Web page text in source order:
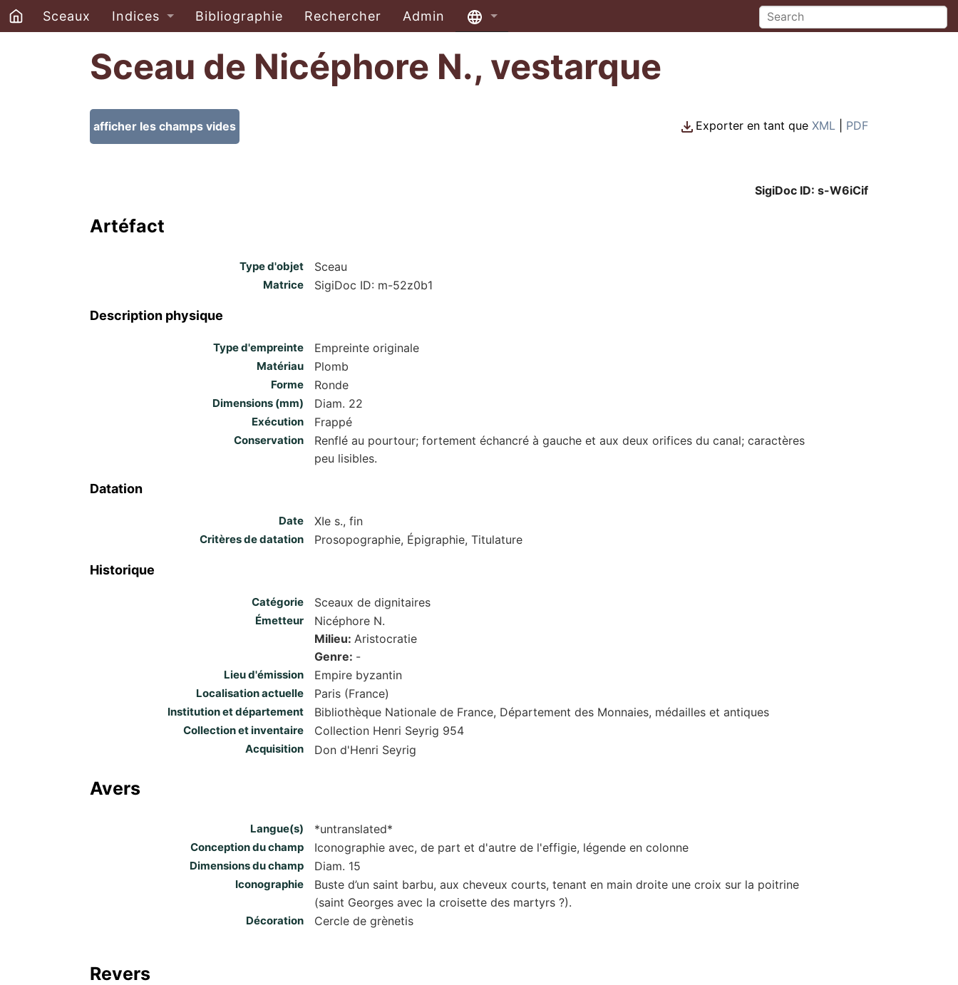
Sceaux Indices Bibliographie Rechercher Admin
Sceau de Nicéphore N., vestarque
afficher les champs vides Exporter en tant queXML PDF
SigiDoc ID: s-W6iCif
Artéfact
Type d'objet Sceau
Matrice SigiDoc ID: m-52z0b1
Description physique
Type d'empreinte Empreinte originale
Matériau Plomb
Forme Ronde
Dimensions (mm) Diam. 22
Exécution Frappé
Conservation
Renflé au pourtour; fortement échancré à gauche et aux deux orifices du canal; caractères
peu lisibles.
Datation
Date XIe s., fin
Critères de datation Prosopographie, Épigraphie, Titulature
Historique
Catégorie Sceaux de dignitaires
Émetteur
Nicéphore N.
Milieu: Aristocratie
Genre: -
Lieu d'émission Empire byzantin
Localisation actuelle Paris (France)
Institution et département Bibliothèque Nationale de France, Département des Monnaies, médailles et antiques
Collection et inventaire Collection Henri Seyrig 954
Acquisition Don d'Henri Seyrig
Avers
Langue(s) *untranslated*
Conception du champ Iconographie avec, de part et d'autre de l'effigie, légende en colonne
Dimensions du champ Diam. 15
Iconographie
Buste d’un saint barbu, aux cheveux courts, tenant en main droite une croix sur la poitrine
(saint Georges avec la croisette des martyrs ?).
Décoration Cercle de grènetis
Revers